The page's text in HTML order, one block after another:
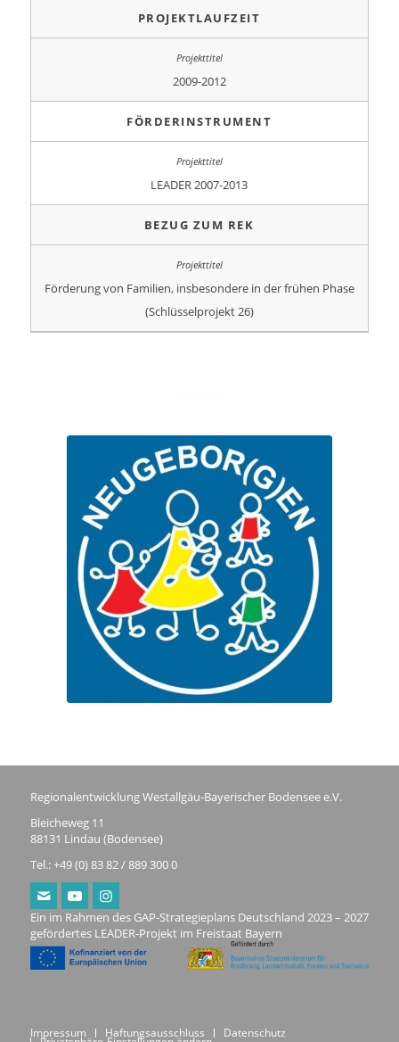
PROJEKTLAUFZEIT
2009-2012
FÖRDERINSTRUMENT
LEADER 2007-2013
BEZUG ZUM REK
Förderung von Familien, insbesondere in der frühen Phase
(Schlüsselprojekt 26)
Regionalentwicklung Westallgäu-Bayerischer Bodensee e.V.
Bleicheweg 11
88131 Lindau (Bodensee)
Tel.: +49 (0) 83 82 / 889 300 0
Ein im Rahmen des GAP-Strategieplans Deutschland 2023 – 2027
gefördertes LEADER-Projekt im Freistaat Bayern
Impressum Haftungsausschluss Datenschutz